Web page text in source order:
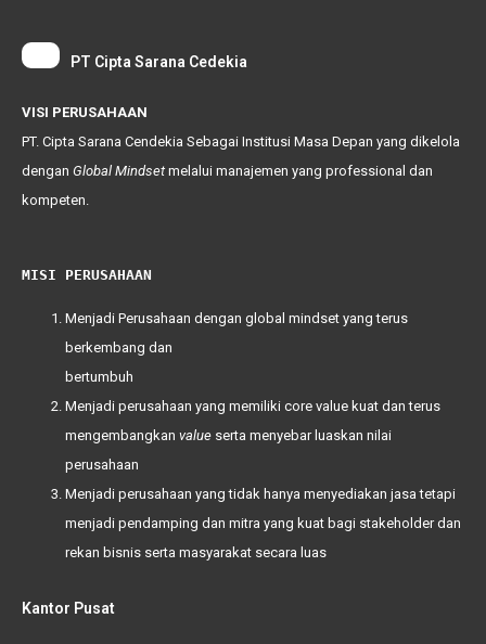
PT Cipta Sarana Cedekia
VISI PERUSAHAAN
PT. Cipta Sarana Cendekia Sebagai Institusi Masa Depan yang dikelola
dengan Global Mindset melalui manajemen yang professional dan
kompeten.
MISI PERUSAHAAN
Menjadi Perusahaan dengan global mindset yang terus
berkembang dan
bertumbuh
Menjadi perusahaan yang memiliki core value kuat dan terus
mengembangkan value serta menyebar luaskan nilai
perusahaan
Menjadi perusahaan yang tidak hanya menyediakan jasa tetapi
menjadi pendamping dan mitra yang kuat bagi stakeholderdan
rekan bisnis serta masyarakat secara luas
Kantor Pusat